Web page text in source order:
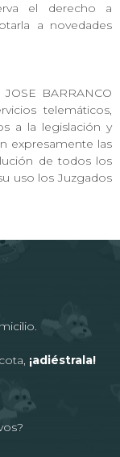
el derecho a
a novedades
BARRANCO
telemáticos,
a la legislación y
expresamente las
de todos los
uso los Juzgados
¡adiéstrala!